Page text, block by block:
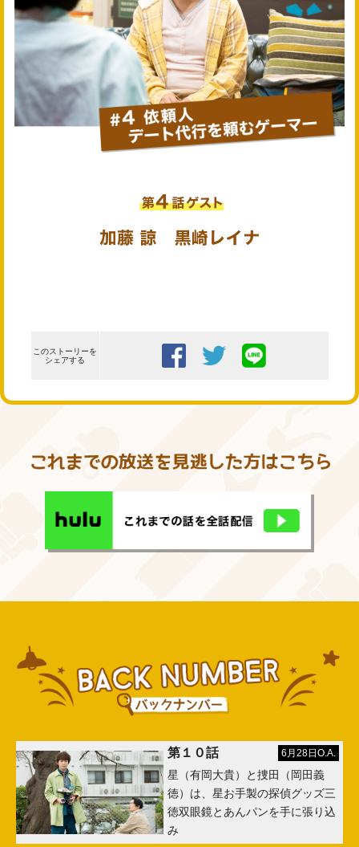
このストーリーを
シェアする
第１０話 6月28日O.A.
星（有岡大貴）と捜田（岡田義
徳）は、星お手製の探偵グッズ三
徳双眼鏡とあんパンを手に張り込
み